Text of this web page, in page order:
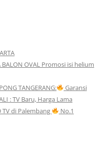
OVAL Promosi isi helium
TANGERANG:
Garansi
: TV Baru, Harga Lama
TV di Palembang
No.1